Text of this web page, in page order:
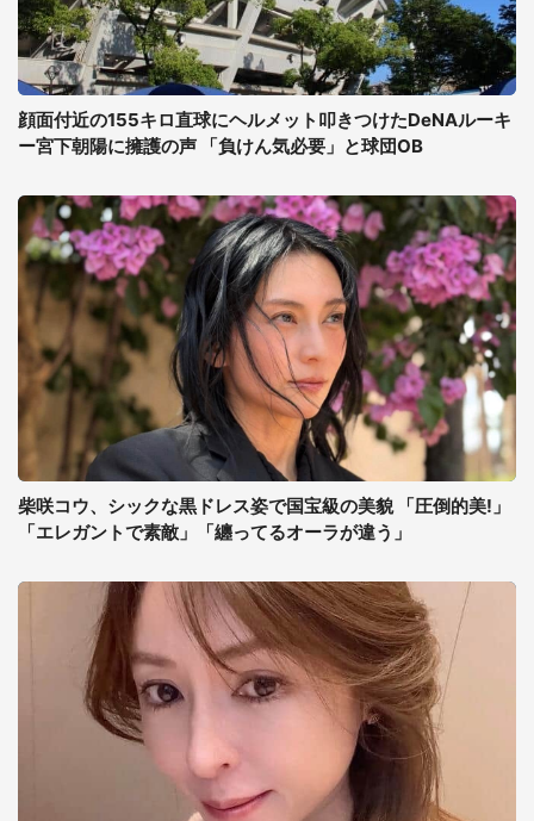
顔面付近の155キロ直球にヘルメット叩きつけたDeNAルーキ
ー宮下朝陽に擁護の声 「負けん気必要」と球団OB
柴咲コウ、シックな黒ドレス姿で国宝級の美貌 「圧倒的美!」
「エレガントで素敵」「纏ってるオーラが違う」